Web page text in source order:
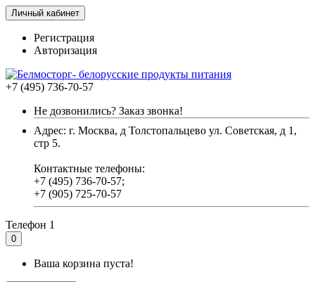
Личный кабинет
Регистрация
Авторизация
+7 (495) 736-70-57
Не дозвонились? Заказ звонка!
Адрес: г. Москва, д Толстопальцево ул. Советская, д 1,
стр 5.
Контактные телефоны:
+7 (495) 736-70-57;
+7 (905) 725-70-57
Телефон 1
0
Ваша корзина пуста!